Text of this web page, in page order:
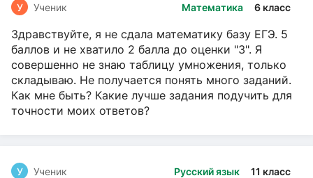
Математика 6 класс
У Ученик
Здравствуйте, я не сдала математику базу ЕГЭ. 5
баллов и не хватило 2 балла до оценки "3". Я
совершенно не знаю таблицу умножения, только
складываю. Не получается понять много заданий.
Как мне быть? Какие лучше задания подучить для
точности моих ответов?
Русский язык 11 класс
У Ученик